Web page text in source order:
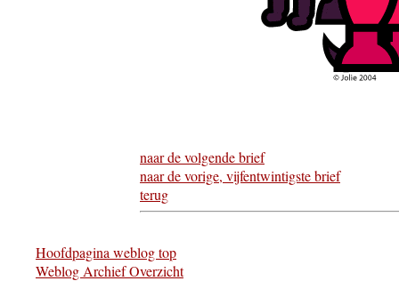
naar de volgende brief
naar de vorige, vijfentwintigste brief
terug
Hoofdpagina weblog top
Weblog Archief Overzicht